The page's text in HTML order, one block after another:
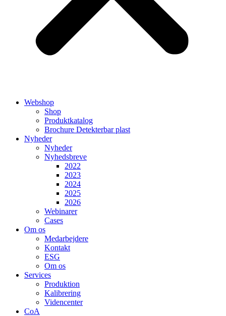
Webshop
Shop
Produktkatalog
Brochure Detekterbar plast
Nyheder
Nyheder
Nyhedsbreve
2022
2023
2024
2025
2026
Webinarer
Cases
Om os
Medarbejdere
Kontakt
ESG
Om os
Services
Produktion
Kalibrering
Videncenter
CoA